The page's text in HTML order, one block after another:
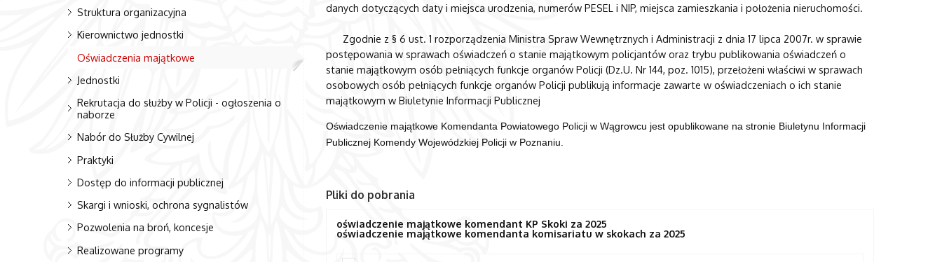
Struktura organizacyjna
Kierownictwo jednostki
Oświadczenia majątkowe
Jednostki
Rekrutacja do służby w Policji - ogłoszenia o
naborze
Nabór do Służby Cywilnej
Praktyki
Dostęp do informacji publicznej
Skargi i wnioski, ochrona sygnalistów
Pozwolenia na broń, koncesje
Realizowane programy
danych dotyczących daty i miejsca urodzenia, numerów PESEL i NIP, miejsca zamieszkania i położenia nieruchomości.
Zgodnie z § 6 ust. 1 rozporządzenia Ministra Spraw Wewnętrznych i Administracji z dnia 17 lipca 2007r. w sprawie
postępowania w sprawach oświadczeń o stanie majątkowym policjantów oraz trybu publikowania oświadczeń o
stanie majątkowym osób pełniących funkcje organów Policji (Dz.U. Nr 144, poz. 1015), przełożeni właściwi w sprawach
osobowych osób pełniących funkcje organów Policji publikują informacje zawarte w oświadczeniach o ich stanie
majątkowym w Biuletynie Informacji Publicznej
Oświadczenie majątkowe Komendanta Powiatowego Policji w Wągrowcu jest opublikowane na stronie Biuletynu Informacji
Publicznej Komendy Wojewódzkiej Policji w Poznaniu.
Pliki do pobrania
oświadczenie majątkowe komendant KP Skoki za 2025
oświadczenie majątkowe komendanta komisariatu w skokach za 2025